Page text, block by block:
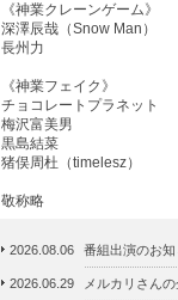
《神業クレーンゲーム》
深澤辰哉（Snow Man）
長州力
《神業フェイク》
チョコレートプラネット
梅沢富美男
黒島結菜
猪俣周杜（timelesz）
敬称略
2026.08.06 番組出演のお
2026.06.29 メルカリさん